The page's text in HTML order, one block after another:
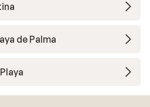
de Palma